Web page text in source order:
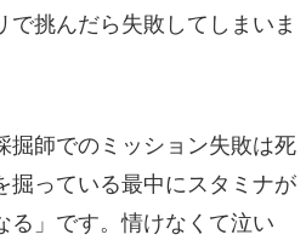
で挑んだら失敗してしまいま
掘師でのミッション失敗は死
掘っている最中にスタミナが
る」です。情けなくて泣い